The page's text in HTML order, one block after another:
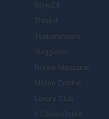
Style24
Think.it
Tuobenessere
Viaggiamo
Nonne Magazine
Milano Cortina
Luxury Club
Il Calcio Online